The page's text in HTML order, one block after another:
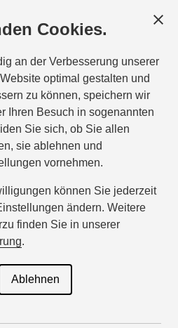
Cookies.
an der Verbesserung unserer
optimal gestalten und
zu können, speichern wir
Ihren Besuch in sogenannten
Sie sich, ob Sie allen
sie ablehnen und
vornehmen.
können Sie jederzeit
ändern. Weitere
finden Sie in unserer
.
Ablehnen
OHG
25. Juni 2025 erstellt, die
Selbstbewertung.